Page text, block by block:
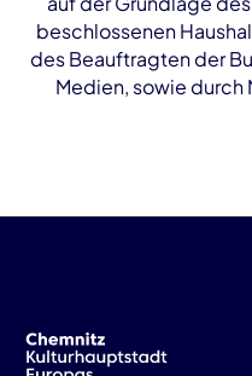
beschlossenen
des Beauftragten der
Medien, sowie